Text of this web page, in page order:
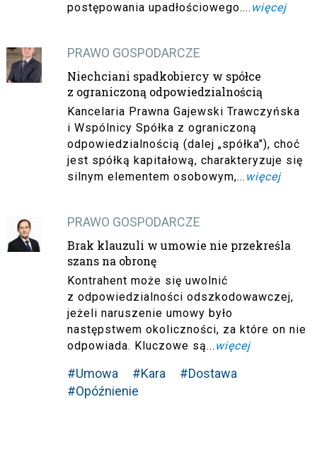
postępowania upadłościowego.... więcej
PRAWO GOSPODARCZE
Niechciani spadkobiercy w spółce
z ograniczoną odpowiedzialnością
Kancelaria Prawna Gajewski Trawczyńska
i Wspólnicy Spółka z ograniczoną
odpowiedzialnością (dalej „spółka"), choć
jest spółką kapitałową, charakteryzuje się
silnym elementem osobowym,... więcej
PRAWO GOSPODARCZE
Brak klauzuli w umowie nie przekreśla
szans na obronę
Kontrahent może się uwolnić
z odpowiedzialności odszkodowawczej,
jeżeli naruszenie umowy było
następstwem okoliczności, za które on nie
odpowiada. Kluczowe są... więcej
#Umowa #Kara
#Dostawa
#Opóźnienie